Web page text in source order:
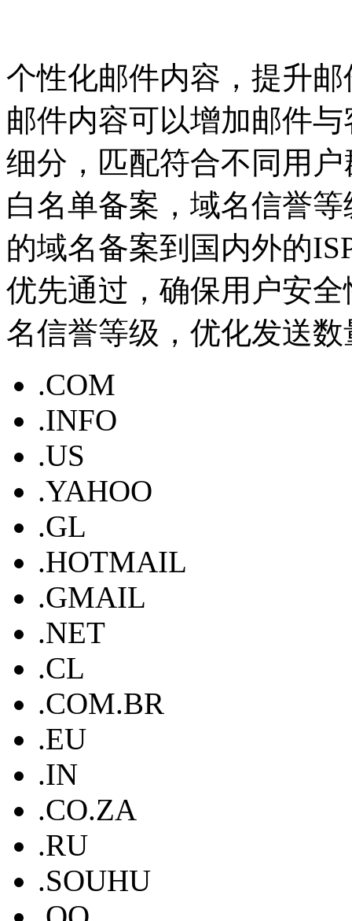
个性化邮件内容，提升
邮件内容可以增加邮件
细分，匹配符合不同用
白名单备案，域名信誉
的域名备案到国内外的
优先通过，确保用户安
名信誉等级，优化发送
.COM
.INFO
.US
.YAHOO
.GL
.HOTMAIL
.GMAIL
.NET
.CL
.COM.BR
.EU
.IN
.CO.ZA
.RU
.SOUHU